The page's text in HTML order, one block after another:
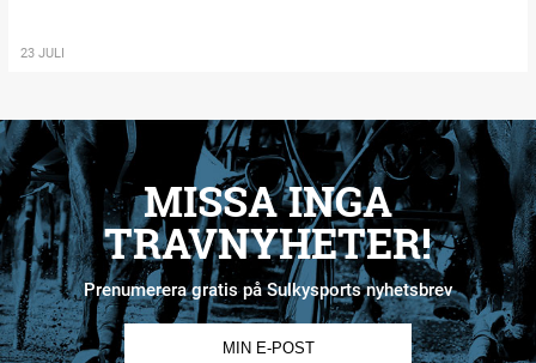
23 JULI
MISSA INGA
TRAVNYHETER!
Prenumerera gratis på Sulkysports nyhetsbrev